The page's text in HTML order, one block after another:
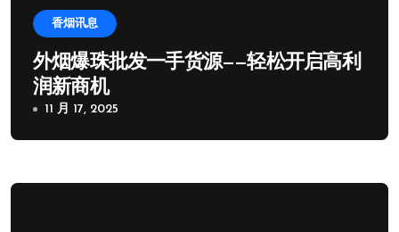
香烟讯息
外烟爆珠批发一手货源——轻松开启高利
润新商机
11 月 17, 2025